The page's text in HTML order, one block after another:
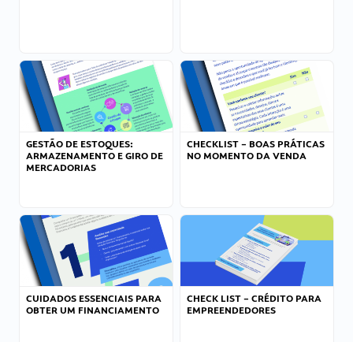
GESTÃO DE ESTOQUES:
ARMAZENAMENTO E GIRO DE
MERCADORIAS
CHECKLIST – BOAS PRÁTICAS
NO MOMENTO DA VENDA
CUIDADOS ESSENCIAIS PARA
OBTER UM FINANCIAMENTO
CHECK LIST – CRÉDITO PARA
EMPREENDEDORES